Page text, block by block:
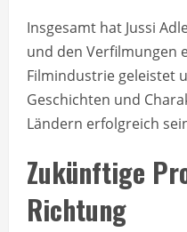
Insgesamt hat Jussi
und den Verfilmungen
Filmindustrie geleistet
Geschichten und
Ländern erfolgreich
Zukünftige
Richtung